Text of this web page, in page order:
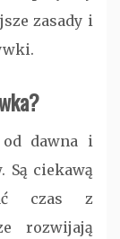
zasady i
od dawna i
Są ciekawą
czas z
rozwijają